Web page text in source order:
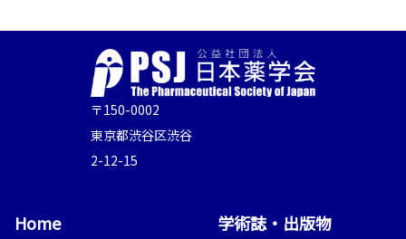
〒150-0002
東京都渋谷区渋谷
2-12-15
Home 学術誌・出版物